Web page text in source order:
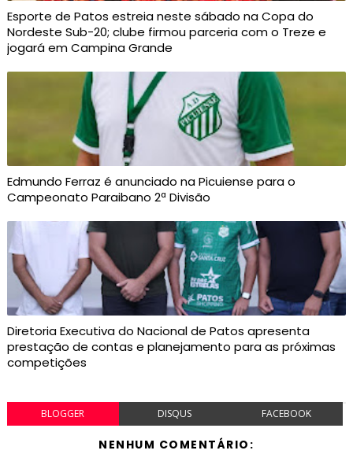
Esporte de Patos estreia neste sábado na Copa do
Nordeste Sub-20; clube firmou parceria com o Treze e
jogará em Campina Grande
Edmundo Ferraz é anunciado na Picuiense para o
Campeonato Paraibano 2ª Divisão
Diretoria Executiva do Nacional de Patos apresenta
prestação de contas e planejamento para as próximas
competições
BLOGGER DISQUS FACEBOOK
NENHUM COMENTÁRIO: